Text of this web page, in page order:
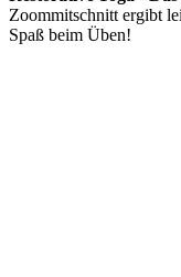
Zoommitschnitt ergibt
Spaß beim Üben!